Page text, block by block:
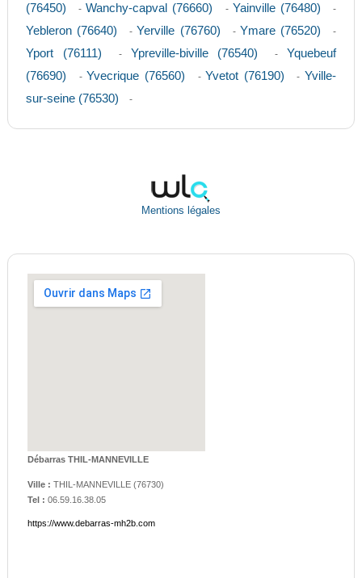
(76450)
-Wanchy-capval (76660) - Yainville (76480) -
Yebleron (76640) - Yerville (76760) - Ymare (76520) -
Yport (76111) - Ypreville-biville (76540) - Yquebeuf
(76690)
- Yvecrique (76560) - Yvetot (76190) - Yville-
sur-seine (76530)
-
Mentions légales
Débarras THIL-MANNEVILLE
Ville : THIL-MANNEVILLE(76730)
Tel : 06.59.16.38.05
https://www.debarras-mh2b.com